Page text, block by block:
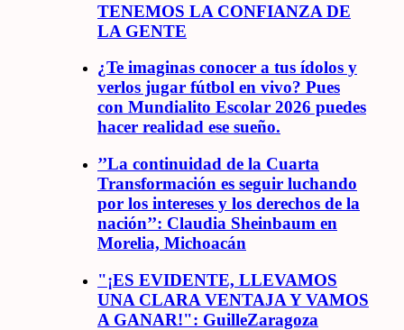
TENEMOS LA CONFIANZA DE
LA GENTE
¿Te imaginas conocer a tus ídolos y
verlos jugar fútbol en vivo? Pues
con Mundialito Escolar 2026 puedes
hacer realidad ese sueño.
’’La continuidad de la Cuarta
Transformación es seguir luchando
por los intereses y los derechos de la
nación’’: Claudia Sheinbaum en
Morelia, Michoacán
"¡ES EVIDENTE, LLEVAMOS
UNA CLARA VENTAJA Y VAMOS
A GANAR!": GuilleZaragoza